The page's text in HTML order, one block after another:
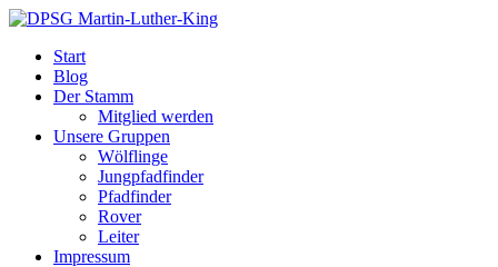
Start
Blog
Der Stamm
Mitglied werden
Unsere Gruppen
Wölflinge
Jungpfadfinder
Pfadfinder
Rover
Leiter
Impressum